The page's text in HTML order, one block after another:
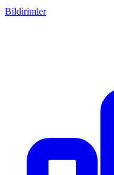
Bildirimler